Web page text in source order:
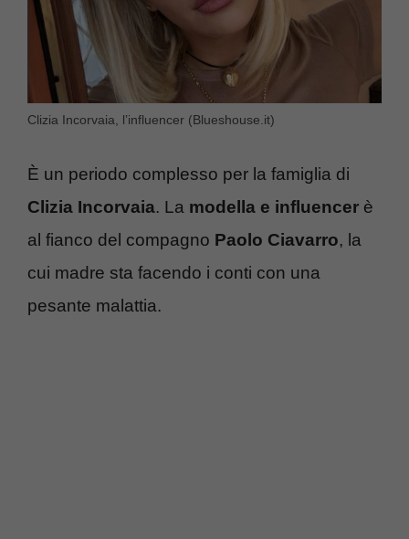
Clizia Incorvaia, l’influencer (Blueshouse.it)
È un periodo complesso per la famiglia di
Clizia Incorvaia. La modella e influencer è
al fianco del compagno Paolo Ciavarro, la
cui madre sta facendo i conti con una
pesante malattia.